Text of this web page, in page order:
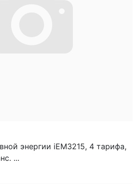
энергии iEM3215, 4 тарифа,
...